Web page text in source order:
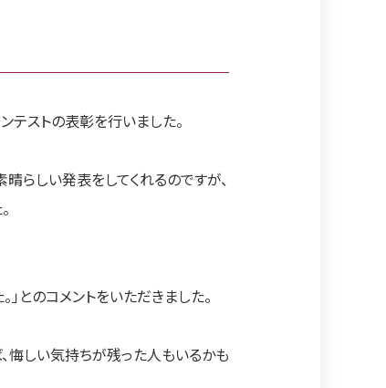
ストの表彰を行いました。
らしい発表をしてくれるのですが、
とのコメントをいただきました。
悔しい気持ちが残った人もいるかも